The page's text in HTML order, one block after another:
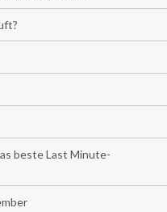
beste Last Minute-